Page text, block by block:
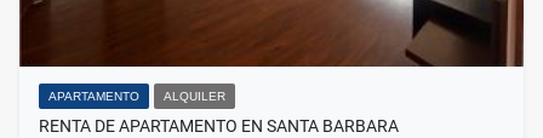
APARTAMENTO ALQUILER
RENTA DE APARTAMENTO EN SANTA BARBARA